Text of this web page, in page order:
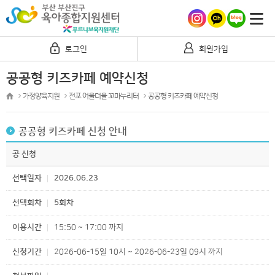
로그인 회원가입
공공형 키즈카페 예약신청
가정양육지원 전포 어울더울 꼬마누리터 공공형 키즈카페 예약신청
공공형 키즈카페 신청 안내
공 신청
선택일자 2026.06.23
선택회차 5회차
이용시간 15:50 ~ 17:00 까지
신청기간 2026-06-15일 10시 ~ 2026-06-23일 09시 까지